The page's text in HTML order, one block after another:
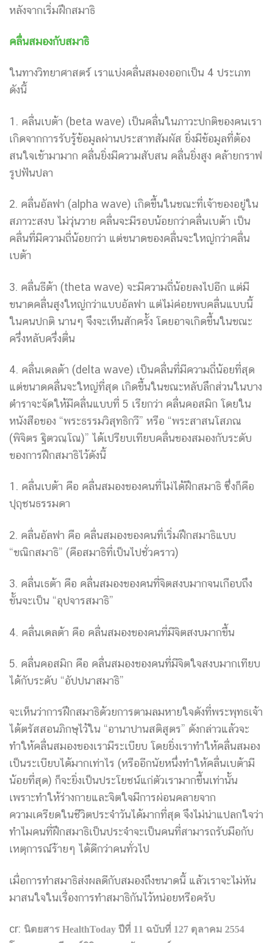
หลังจากเริ่มฝึกสมาธิ
คลื่นสมองกับสมาธิ
ในทางวิทยาศาสตร์ เราแบ่งคลื่นสมองออกเป็น 4 ประเภท
ดังนี้
1. คลื่นเบต้า (beta wave) เป็นคลื่นในภาวะปกติของคนเรา
เกิดจากการรับรู้ข้อมูลผ่านประสาทสัมผัส ยิ่งมีข้อมูลที่ต้อง
สนใจเข้ามามาก คลื่นยิ่งมีความสับสน คลื่นยิ่งสูง คล้ายกราฟ
รูปฟันปลา
2. คลื่นอัลฟา (alpha wave) เกิดขึ้นในขณะที่เจ้าของอยู่ใน
สภาวะสงบ ไม่วุ่นวาย คลื่นจะมีรอบน้อยกว่าคลื่นเบต้า เป็น
คลื่นที่มีความถี่น้อยกว่า แต่ขนาดของคลื่นจะใหญ่กว่าคลื่น
เบต้า
3. คลื่นธีต้า (theta wave) จะมีความถี่น้อยลงไปอีก แต่มี
ขนาดคลื่นสูงใหญ่กว่าแบบอัลฟา แต่ไม่ค่อยพบคลื่นแบบนี้
ในคนปกติ นานๆ จึงจะเห็นสักครั้ง โดยอาจเกิดขึ้นในขณะ
ครึ่งหลับครึ่งตื่น
4. คลื่นเดลต้า (delta wave) เป็นคลื่นที่มีความถี่น้อยที่สุด
แต่ขนาดคลื่นจะใหญ่ที่สุด เกิดขึ้นในขณะหลับลึกส่วนในบาง
ตำราจะจัดให้มีคลื่นแบบที่ 5 เรียกว่า คลื่นคอสมิก โดยใน
หนังสือของ “พระธรรมวิสุทธิกวี” หรือ “พระสาสนโสภณ
(พิจิตร ฐิตวณฺโณ)” ได้เปรียบเทียบคลื่นของสมองกับระดับ
ของการฝึกสมาธิไว้ดังนี้
1. คลื่นเบต้า คือ คลื่นสมองของคนที่ไม่ได้ฝึกสมาธิ ซึ่งก็คือ
ปุถุชนธรรมดา
2. คลื่นอัลฟา คือ คลื่นสมองของคนที่เริ่มฝึกสมาธิแบบ
“ขณิกสมาธิ” (คือสมาธิที่เป็นไปชั่วคราว)
3. คลื่นเธต้า คือ คลื่นสมองของคนที่จิตสงบมากจนเกือบถึง
ขั้นจะเป็น “อุปจารสมาธิ”
4. คลื่นเดลต้า คือ คลื่นสมองของคนที่มีจิตสงบมากขึ้น
5. คลื่นคอสมิก คือ คลื่นสมองของคนที่มีจิตใจสงบมากเทียบ
ได้กับระดับ “อัปปนาสมาธิ”
จะเห็นว่าการฝึกสมาธิด้วยการตามลมหายใจดังที่พระพุทธเจ้า
ได้ตรัสสอนภิกษุไว้ใน “อานาปานสติสูตร” ดังกล่าวแล้วจะ
ทำให้คลื่นสมองของเรามีระเบียบ โดยยิ่งเราทำให้คลื่นสมอง
เป็นระเบียบได้มากเท่าไร (หรืออีกนัยหนึ่งทำให้คลื่นเบต้ามี
น้อยที่สุด) ก็จะยิ่งเป็นประโยชน์แก่ตัวเรามากขึ้นเท่านั้น
เพราะทำให้ร่างกายและจิตใจมีการผ่อนคลายจาก
ความเครียดในชีวิตประจำวันได้มากที่สุด จึงไม่น่าแปลกใจว่า
ทำไมคนที่ฝึกสมาธิเป็นประจำจะเป็นคนที่สามารถรับมือกับ
เหตุการณ์ร้ายๆ ได้ดีกว่าคนทั่วไป
เมื่อการทำสมาธิส่งผลดีกับสมองถึงขนาดนี้ แล้วเราจะไม่หัน
มาสนใจในเรื่องการทำสมาธิกันไว้หน่อยหรือครับ
cr: นิตยสาร HealthToday ปีที่ 11 ฉบับที่ 127 ตุลาคม 2554